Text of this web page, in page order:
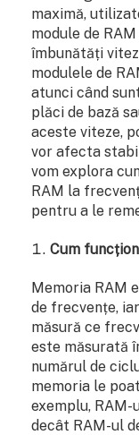
maximă,
module de
îmbunătăți
modulele de
atunci când
plăci de bază
aceste viteze,
vor afecta
vom explora
RAM la
pentru a le
Cum
Memoria RAM
de frecvențe,
măsură ce
este măsurată
numărul de
memoria le
exemplu,
decât RAM-ul